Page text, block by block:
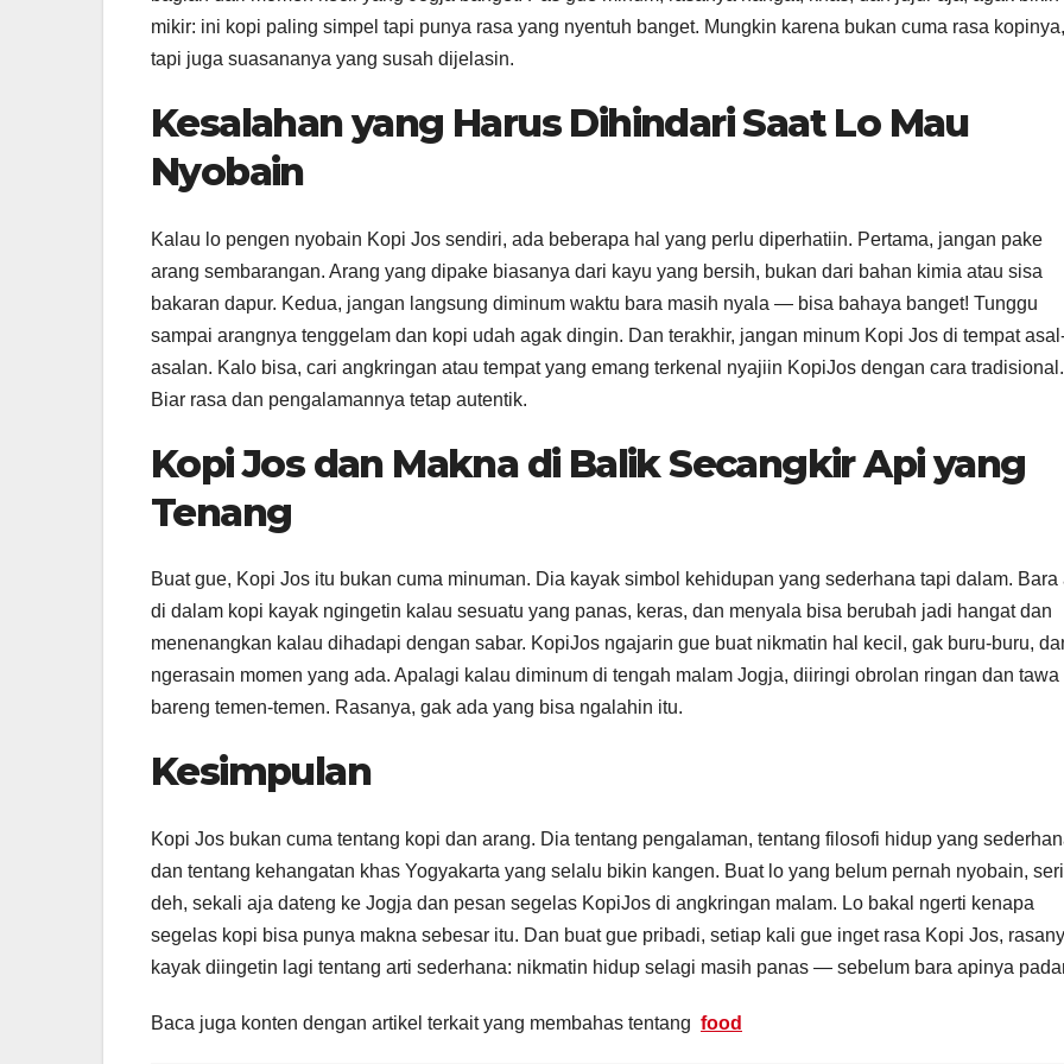
mikir: ini kopi paling simpel tapi punya rasa yang nyentuh banget. Mungkin karena bukan cuma rasa kopinya,
tapi juga suasananya yang susah dijelasin.
Kesalahan yang Harus Dihindari Saat Lo Mau
Nyobain
Kalau lo pengen nyobain Kopi Jos sendiri, ada beberapa hal yang perlu diperhatiin. Pertama, jangan pake
arang sembarangan. Arang yang dipake biasanya dari kayu yang bersih, bukan dari bahan kimia atau sisa
bakaran dapur. Kedua, jangan langsung diminum waktu bara masih nyala — bisa bahaya banget! Tunggu
sampai arangnya tenggelam dan kopi udah agak dingin. Dan terakhir, jangan minum Kopi Jos di tempat
asalan. Kalo bisa, cari angkringan atau tempat yang emang terkenal nyajiin KopiJos dengan cara tradisional.
Biar rasa dan pengalamannya tetap autentik.
Kopi Jos dan Makna di Balik Secangkir Api yang
Tenang
Buat gue, Kopi Jos itu bukan cuma minuman. Dia kayak simbol kehidupan yang sederhana tapi dalam. Bara
di dalam kopi kayak ngingetin kalau sesuatu yang panas, keras, dan menyala bisa berubah jadi hangat dan
menenangkan kalau dihadapi dengan sabar. KopiJos ngajarin gue buat nikmatin hal kecil, gak buru-buru,
ngerasain momen yang ada. Apalagi kalau diminum di tengah malam Jogja, diiringi obrolan ringan dan tawa
bareng temen-temen. Rasanya, gak ada yang bisa ngalahin itu.
Kesimpulan
Kopi Jos bukan cuma tentang kopi dan arang. Dia tentang pengalaman, tentang filosofi hidup yang
dan tentang kehangatan khas Yogyakarta yang selalu bikin kangen. Buat lo yang belum pernah nyobain,
deh, sekali aja dateng ke Jogja dan pesan segelas KopiJos di angkringan malam. Lo bakal ngerti kenapa
segelas kopi bisa punya makna sebesar itu. Dan buat gue pribadi, setiap kali gue inget rasa Kopi Jos,
kayak diingetin lagi tentang arti sederhana: nikmatin hidup selagi masih panas — sebelum bara apinya
Baca juga konten dengan artikel terkait yang membahas tentang food